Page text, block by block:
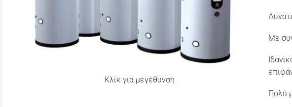
Κλίκ για μεγέθυνση
Με
Πολύ